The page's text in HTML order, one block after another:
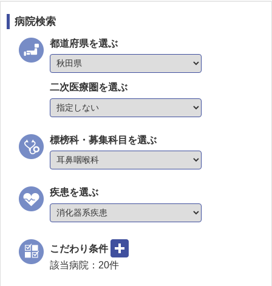
病院検索
都道府県を選ぶ
二次医療圏を選ぶ
標榜科・募集科目を選ぶ
疾患を選ぶ
こだわり条件
該当病院： 20件